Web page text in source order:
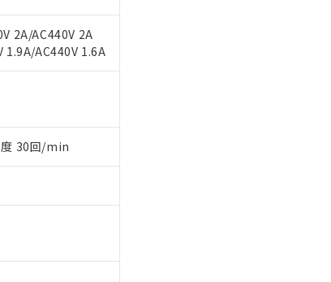
2A/AC440V 2A
1.9A/AC440V 1.6A
30回/min
となる商品もあることをご了承ください。
時点での社内データに基づき作成されるも
とは異なる場合があることをご了承くださ
はお客様担当のオムロン制御機器販売店・
者に漏洩または開示しないようお願いしま
だくには、I-Webメンバーズにご登録され
トについて、当社および当社の共同利用者
に必要な範囲で利用することをご了承くだ
"
下、
ブチルベンジル（BBP） 1000ppm以下、フタル酸ジブチ
を確認しています。
あります。
。
ポリ臭化ジフェニルエーテル類) : 1000ppm、
、環境に深刻な影響を及ぼさない年数を意
輸出許可(または役務取引許可)を取得する
違法に輸出されないよう必要な手段を講じ
器またはその他武器並びにこれらの製造装
輸出するおそれがある場合は、取り引きをい
い機種